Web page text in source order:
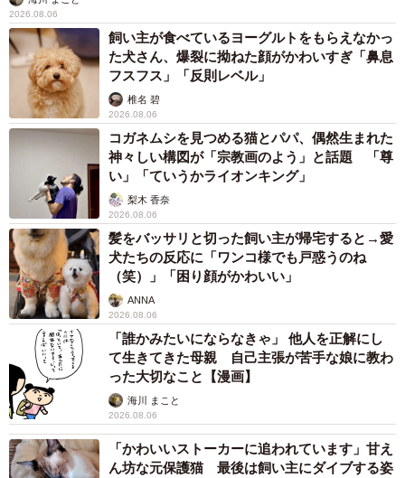
2026.08.06
飼い主が食べているヨーグルトをもらえなかっ
た犬さん、爆裂に拗ねた顔がかわいすぎ「鼻息
フスフス」「反則レベル」
椎名 碧
2026.08.06
コガネムシを見つめる猫とパパ、偶然生まれた
神々しい構図が「宗教画のよう」と話題 「尊
い」「ていうかライオンキング」
梨木 香奈
2026.08.06
髪をバッサリと切った飼い主が帰宅すると→愛
犬たちの反応に「ワンコ様でも戸惑うのね
（笑）」「困り顔がかわいい」
ANNA
2026.08.06
「誰かみたいにならなきゃ」 他人を正解にし
て生きてきた母親 自己主張が苦手な娘に教わ
った大切なこと【漫画】
海川 まこと
2026.08.06
「かわいいストーカーに追われています」甘え
ん坊な元保護猫 最後は飼い主にダイブする姿